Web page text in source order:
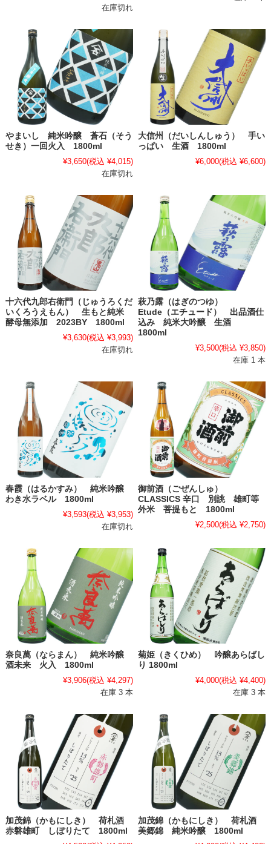
在庫切れ
やまいし 純米吟醸 蒼石（そう
せき）一回火入 1800ml
¥3,650(税込 ¥4,015)
在庫切れ
大信州（だいしんしゅう） 手い
っぱい 生酒 1800ml
¥6,000(税込 ¥6,600)
十六代九郎右衛門（じゅうろくだ
いくろうえもん） 生もと純米
酵母無添加 2023BY 1800ml
¥3,630(税込 ¥3,993)
在庫切れ
萩乃露（はぎのつゆ）
Etude（エチュード） 出品酒仕
込み 純米大吟醸 生酒
1800ml
¥3,500(税込 ¥3,850)
在庫 1 本
春霞（はるかすみ） 純米吟醸
わき水ラベル 1800ml
¥3,593(税込 ¥3,953)
在庫切れ
御前酒（ごぜんしゅ）
CLASSICS 辛口 別誂 雄町等
外米 菩提もと 1800ml
¥2,500(税込 ¥2,750)
奈良萬（ならまん） 純米吟醸
酒未来 火入 1800ml
¥3,906(税込 ¥4,297)
在庫 3 本
菊姫（きくひめ） 吟醸あらばし
り 1800ml
¥4,000(税込 ¥4,400)
在庫 3 本
加茂錦（かもにしき） 荷札酒
赤磐雄町 しぼりたて 1800ml
加茂錦（かもにしき） 荷札酒
美郷錦 純米吟醸 1800ml